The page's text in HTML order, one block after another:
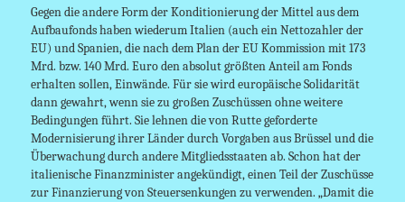
Gegen die andere Form der Konditionierung der Mittel aus dem
Aufbaufonds haben wiederum Italien (auch ein Nettozahler der
EU) und Spanien, die nach dem Plan der EU Kommission mit 173
Mrd. bzw. 140 Mrd. Euro den absolut größten Anteil am Fonds
erhalten sollen, Einwände. Für sie wird europäische Solidarität
dann gewahrt, wenn sie zu großen Zuschüssen ohne weitere
Bedingungen führt. Sie lehnen die von Rutte geforderte
Modernisierung ihrer Länder durch Vorgaben aus Brüssel und die
Überwachung durch andere Mitgliedsstaaten ab. Schon hat der
italienische Finanzminister angekündigt, einen Teil der Zuschüsse
zur Finanzierung von Steuersenkungen zu verwenden. „Damit die